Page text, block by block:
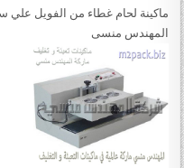
المهندس منسى